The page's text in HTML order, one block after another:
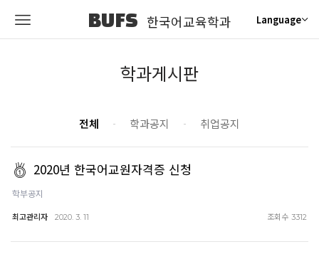
BUFS 한국어교육학과 Language
학과게시판
전체 학과공지 취업공지
2020년 한국어교원자격증 신청
학부공지
최고관리자 2020. 3. 11 조회수 3312